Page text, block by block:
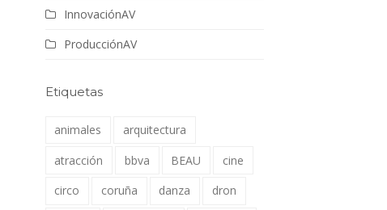
InnovaciónAV
ProducciónAV
Etiquetas
animales
arquitectura
atracción
bbva BEAU
cine
circo
coruña danza
dron